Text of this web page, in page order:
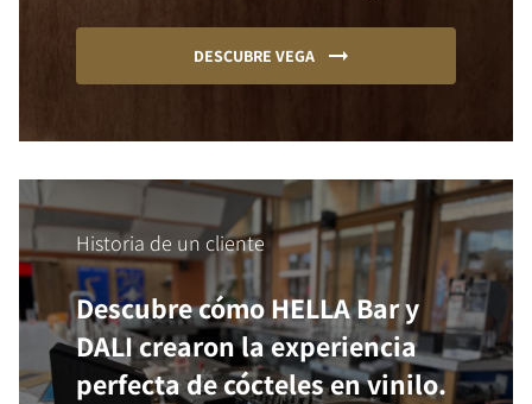
DESCUBRE VEGA
Historia de un cliente
Descubre cómo HELLA Bar y
DALI crearon la experiencia
perfecta de cócteles en vinilo.